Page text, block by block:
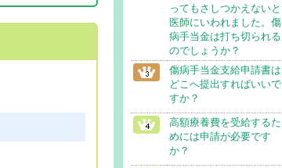
ってもさしつかえないと
医師にいわれました。傷
病手当金は打ち切られる
のでしょうか？
傷病手当金支給申請書は
どこへ提出すればいいで
すか？
高額療養費を受給するた
めには申請が必要です
か？